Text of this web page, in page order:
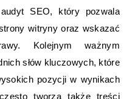
SEO, który pozwala
witryny oraz wskazać
Kolejnym ważnym
słów kluczowych, które
pozycji w wynikach
tworzą także treści